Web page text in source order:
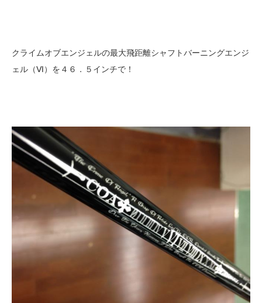
クライムオブエンジェルの最大飛距離シャフトバーニングエンジ
ェル（Ⅵ）を４６．５インチで！